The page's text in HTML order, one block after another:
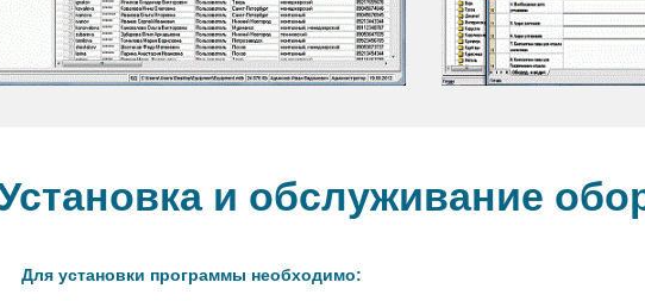
и обслуживание
Для установки программы необходимо: